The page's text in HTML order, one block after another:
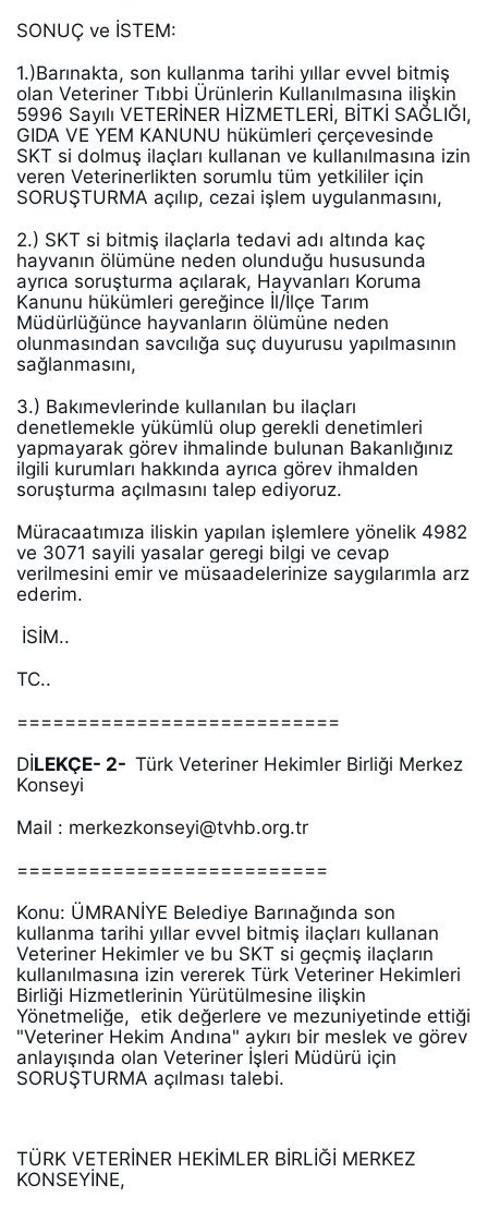
SONUÇ ve İSTEM:
1.)Barınakta, son kullanma tarihi yıllar evvel bitmiş
olan Veteriner Tıbbi Ürünlerin Kullanılmasına ilişkin
5996 Sayılı VETERİNER HİZMETLERİ, BİTKİ SAĞLIĞI,
GIDA VE YEM KANUNU hükümleri çerçevesinde
SKT si dolmuş ilaçları kullanan ve kullanılmasına izin
veren Veterinerlikten sorumlu tüm yetkililer için
SORUŞTURMA açılıp, cezai işlem uygulanmasını,
2.) SKT si bitmiş ilaçlarla tedavi adı altında kaç
hayvanın ölümüne neden olunduğu hususunda
ayrıca soruşturma açılarak, Hayvanları Koruma
Kanunu hükümleri gereğince İl/İlçe Tarım
Müdürlüğünce hayvanların ölümüne neden
olunmasından savcılığa suç duyurusu yapılmasının
sağlanmasını,
3.) Bakımevlerinde kullanılan bu ilaçları
denetlemekle yükümlü olup gerekli denetimleri
yapmayarak görev ihmalinde bulunan Bakanlığınız
ilgili kurumları hakkında ayrıca görev ihmalden
soruşturma açılmasını talep ediyoruz.
Müracaatımıza iliskin yapılan işlemlere yönelik 4982
ve 3071 sayili yasalar geregi bilgi ve cevap
verilmesini emir ve müsaadelerinize saygılarımla arz
ederim.
İSİM..
TC..
===========================
DİLEKÇE- 2- Türk Veteriner Hekimler Birliği Merkez
Konseyi
Mail : merkezkonseyi@tvhb.org.tr
==========================
Konu: ÜMRANİYE Belediye Barınağında son
kullanma tarihi yıllar evvel bitmiş ilaçları kullanan
Veteriner Hekimler ve bu SKT si geçmiş ilaçların
kullanılmasına izin vererek Türk Veteriner Hekimleri
Birliği Hizmetlerinin Yürütülmesine ilişkin
Yönetmeliğe,  etik değerlere ve mezuniyetinde ettiği
"Veteriner Hekim Andına" aykırı bir meslek ve görev
anlayışında olan Veteriner İşleri Müdürü için
SORUŞTURMA açılması talebi.
TÜRK VETERİNER HEKİMLER BİRLİĞİ MERKEZ
KONSEYİNE,